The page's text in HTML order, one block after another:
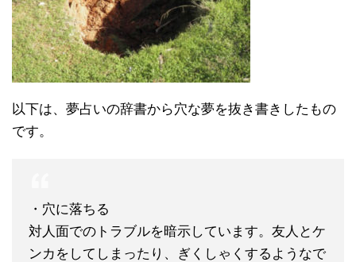
以下は、夢占いの辞書から穴な夢を抜き書きしたもの
です。
・穴に落ちる
対人面でのトラブルを暗示しています。友人とケ
ンカをしてしまったり、ぎくしゃくするようなで